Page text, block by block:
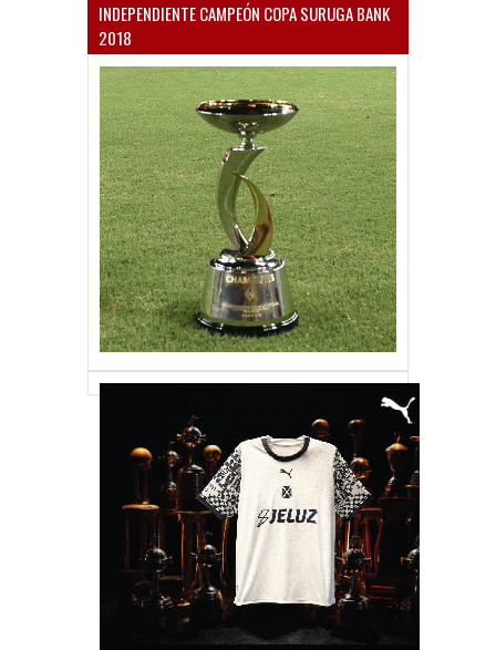
INDEPENDIENTE CAMPEÓN COPA SURUGA BANK
2018